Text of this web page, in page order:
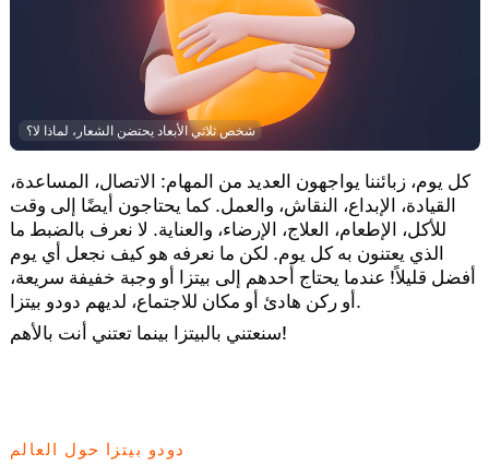
شخص ثلاثي الأبعاد يحتضن الشعار، لماذا لا؟
كل يوم، زبائننا يواجهون العديد من المهام: الاتصال، المساعدة،
القيادة، الإبداع، النقاش، والعمل. كما يحتاجون أيضًا إلى وقت
للأكل، الإطعام، العلاج، الإرضاء، والعناية. لا نعرف بالضبط ما
الذي يعتنون به كل يوم. لكن ما نعرفه هو كيف نجعل أي يوم
أفضل قليلاً! عندما يحتاج أحدهم إلى بيتزا أو وجبة خفيفة سريعة،
أو ركن هادئ أو مكان للاجتماع، لديهم دودو بيتزا.
سنعتني بالبيتزا بينما تعتني أنت بالأهم!
دودو بيتزا حول العالم